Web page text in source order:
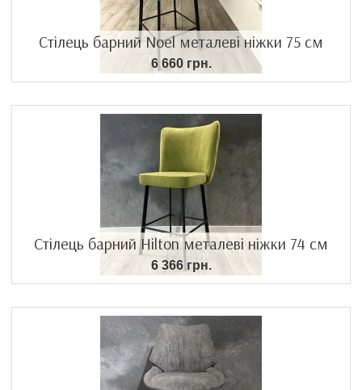
Стілець барний Noel металеві ніжки 75 см
6 660 грн.
Стілець барний Hilton металеві ніжки 74 см
6 366 грн.